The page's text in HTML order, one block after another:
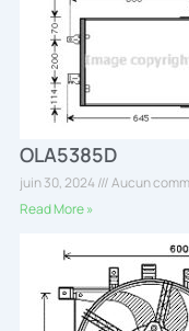
OLA5385D
juin 30, 2024
Aucun
Read More »